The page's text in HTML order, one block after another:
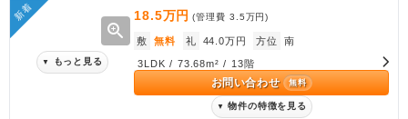
新着
zoom_in
▼ もっと見る
18.5万円 (管理費3.5万円)
敷 無料 礼 44.0万円 方位 南
3LDK / 73.68m² / 13階
お問い合わせ 無料
▼ 物件の特徴を見る